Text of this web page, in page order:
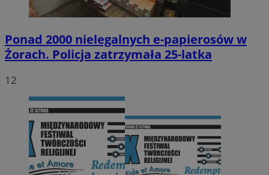
Ponad 2000 nielegalnych e-papierosów w
Żorach. Policja zatrzymała 25-latka
12